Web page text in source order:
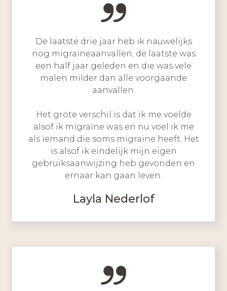
De laatste drie jaar heb ik nauwelijks
nog migraineaanvallen; de laatste was
een half jaar geleden en die was vele
malen milder dan alle voorgaande
aanvallen.
Het grote verschil is dat ik me voelde
alsof ik migraine was en nu voel ik me
als iemand die soms migraine heeft. Het
is alsof ik eindelijk mijn eigen
gebruiksaanwijzing heb gevonden en
ernaar kan gaan leven.
Layla Nederlof